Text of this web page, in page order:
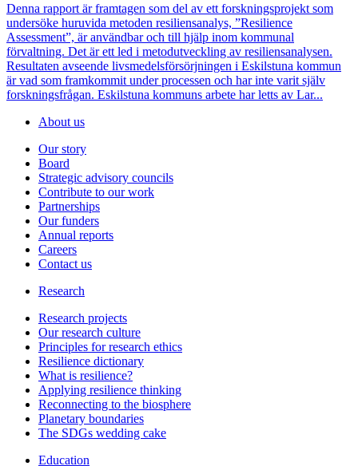
Denna rapport är framtagen som del av ett forskningsprojekt som
undersöke huruvida metoden resiliensanalys, ”Resilience
Assessment”, är användbar och till hjälp inom kommunal
förvaltning. Det är ett led i metodutveckling av resiliensanalysen.
Resultaten avseende livsmedelsförsörjningen i Eskilstuna kommun
är vad som framkommit under processen och har inte varit själv
forskningsfrågan. Eskilstuna kommuns arbete har letts av Lar...
About us
Our story
Board
Strategic advisory councils
Contribute to our work
Partnerships
Our funders
Annual reports
Careers
Contact us
Research
Research projects
Our research culture
Principles for research ethics
Resilience dictionary
What is resilience?
Applying resilience thinking
Reconnecting to the biosphere
Planetary boundaries
The SDGs wedding cake
Education